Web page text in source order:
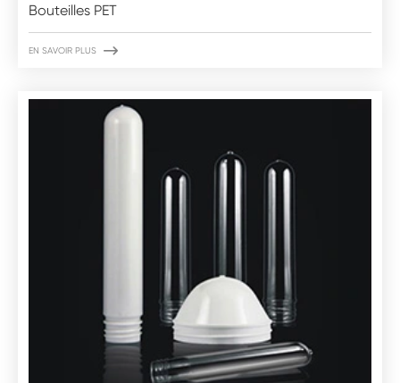
Bouteilles PET
EN SAVOIR PLUS 